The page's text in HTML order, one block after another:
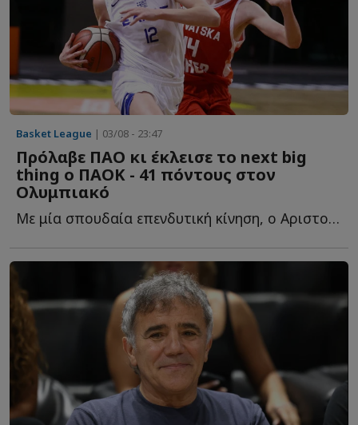
Basket League | 03/08 - 23:47
Πρόλαβε ΠΑΟ κι έκλεισε το next big
thing ο ΠΑΟΚ - 41 πόντους στον
Ολυμπιακό
Με μία σπουδαία επενδυτική κίνηση, ο Αριστοτέλης Μυστακίδης κ...